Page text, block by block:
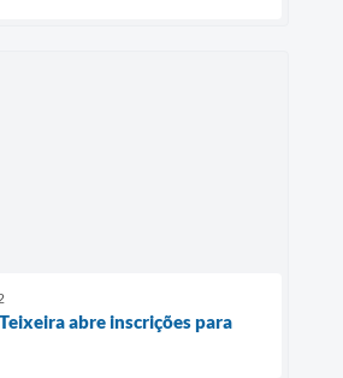
abre inscrições para